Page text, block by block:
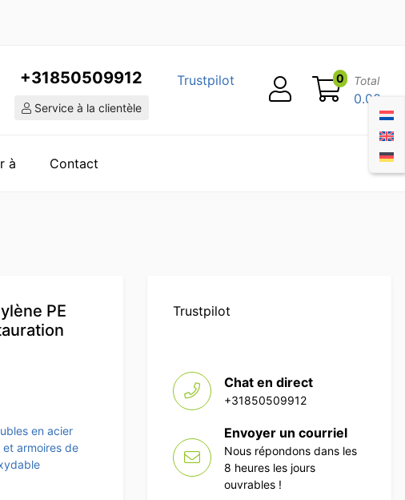
+31850509912
Service à la clientèle
Trustpilot 0 Total
0.00
à Contact
PE
en acier
et armoires de
Trustpilot
Chat en direct
+31850509912
Envoyer un courriel
Nous répondons dans les
8 heures les jours
ouvrables !